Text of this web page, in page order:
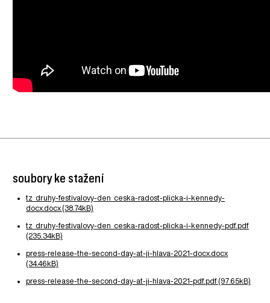
soubory ke stažení
tz_druhy-festivalovy-den_ceska-radost-plicka-i-kennedy-
docx.docx (38.74kB)
tz_druhy-festivalovy-den_ceska-radost-plicka-i-kennedy-pdf.pdf
(235.34kB)
press-release-the-second-day-at-ji-hlava-2021-docx.docx
(34.46kB)
press-release-the-second-day-at-ji-hlava-2021-pdf.pdf (97.65kB)